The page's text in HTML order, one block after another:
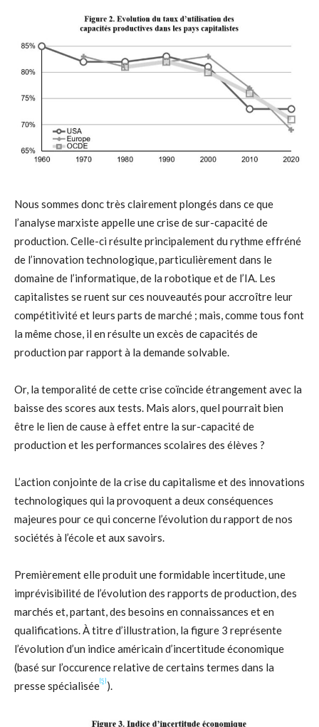
Nous sommes donc très clairement plongés dans ce que
l’analyse marxiste appelle une crise de sur-capacité de
production. Celle-ci résulte principalement du rythme effréné
de l’innovation technologique, particulièrement dans le
domaine de l’informatique, de la robotique et de l’IA. Les
capitalistes se ruent sur ces nouveautés pour accroître leur
compétitivité et leurs parts de marché ; mais, comme tous font
la même chose, il en résulte un excès de capacités de
production par rapport à la demande solvable.
Or, la temporalité de cette crise coïncide étrangement avec la
baisse des scores aux tests. Mais alors, quel pourrait bien
être le lien de cause à effet entre la sur-capacité de
production et les performances scolaires des élèves ?
L’action conjointe de la crise du capitalisme et des innovations
technologiques qui la provoquent a deux conséquences
majeures pour ce qui concerne l’évolution du rapport de nos
sociétés à l’école et aux savoirs.
Premièrement elle produit une formidable incertitude, une
imprévisibilité de l’évolution des rapports de production, des
marchés et, partant, des besoins en connaissances et en
qualifications. À titre d’illustration, la figure 3 représente
l’évolution d’un indice américain d’incertitude économique
(basé sur l’occurence relative de certains termes dans la
presse spécialisée[5] ).